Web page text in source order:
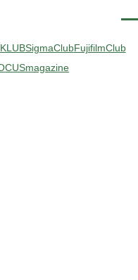
SigmaClubFujifilmClub